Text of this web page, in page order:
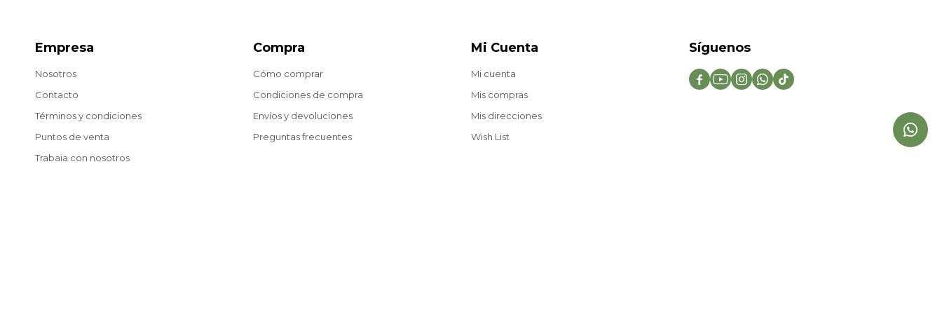
Empresa
Nosotros
Contacto
Términos y condiciones
Puntos de venta
Trabaja con nosotros
Compra
Cómo comprar
Condiciones de compra
Envíos y devoluciones
Preguntas frecuentes
Mi Cuenta
Mi cuenta
Mis compras
Mis direcciones
Wish List
Síguenos
    